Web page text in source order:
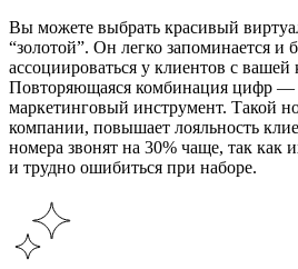
Вы можете выбрать красивый
“золотой”. Он легко запоминается и
ассоциироваться у клиентов с вашей
Повторяющаяся комбинация цифр —
маркетинговый инструмент. Такой
компании, повышает лояльность
номера звонят на 30% чаще, так как
и трудно ошибиться при наборе.